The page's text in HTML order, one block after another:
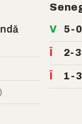
V 5-0
2-3
1-3